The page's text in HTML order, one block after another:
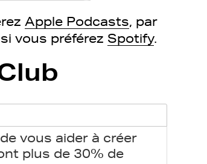
Apple Podcasts, par
vous préférez Spotify.
vous aider à créer
plus de 30% de